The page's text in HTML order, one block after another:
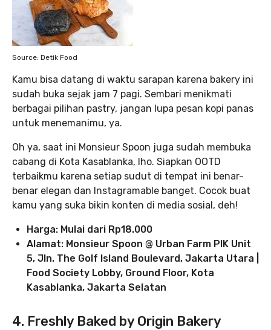
Source: Detik Food
Kamu bisa datang di waktu sarapan karena bakery ini
sudah buka sejak jam 7 pagi. Sembari menikmati
berbagai pilihan pastry, jangan lupa pesan kopi panas
untuk menemanimu, ya.
Oh ya, saat ini Monsieur Spoon juga sudah membuka
cabang di Kota Kasablanka, lho. Siapkan OOTD
terbaikmu karena setiap sudut di tempat ini benar-
benar elegan dan Instagramable banget. Cocok buat
kamu yang suka bikin konten di media sosial, deh!
Harga: Mulai dari Rp18.000
Alamat: Monsieur Spoon @ Urban Farm PIK Unit
5, Jln. The Golf Island Boulevard, Jakarta Utara |
Food Society Lobby, Ground Floor, Kota
Kasablanka, Jakarta Selatan
4. Freshly Baked by Origin Bakery